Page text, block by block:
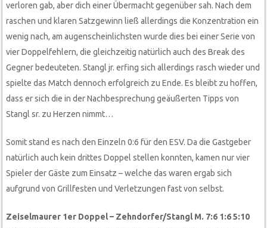
verloren gab, aber dich einer Übermacht gegenüber sah. Nach dem
raschen und klaren Satzgewinn ließ allerdings die Konzentration ein
wenig nach, am augenscheinlichsten wurde dies bei einer Serie von
vier Doppelfehlern, die gleichzeitig natürlich auch des Break des
Gegner bedeuteten. Stangl jr. erfing sich allerdings rasch wieder und
spielte das Match dennoch erfolgreich zu Ende. Es bleibt zu hoffen,
dass er sich die in der Nachbesprechung geäußerten Tipps von
Stangl sr. zu Herzen nimmt…
Somit stand es nach den Einzeln 0:6 für den ESV. Da die Gastgeber
natürlich auch kein drittes Doppel stellen konnten, kamen nur vier
Spieler der Gäste zum Einsatz – welche das waren ergab sich
aufgrund von Grillfesten und Verletzungen fast von selbst.
Zeiselmaurer 1er Doppel – Zehndorfer/Stangl M. 7:6 1:6 5:10